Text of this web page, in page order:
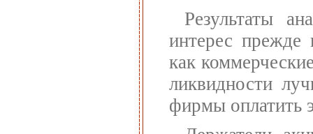
Результаты
интерес прежде
как
ликвидности
фирмы оплатить